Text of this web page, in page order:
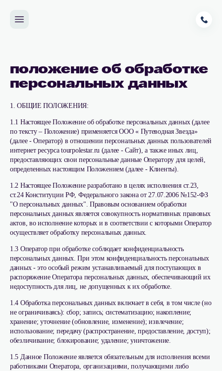
положение об обработке
персональных данных
1. ОБЩИЕ ПОЛОЖЕНИЯ:
1.1 Настоящее Положение об обработке персональных данных (далее
по тексту – Положение) применяется ООО « Путеводная Звезда»
(далее - Оператор) в отношении персональных данных пользователей
интернет ресурса tourpolestar.ru (далее - Сайт), а также иных лиц,
предоставляющих свои персональные данные Оператору для целей,
определенных настоящим Положением (далее - Клиенты).
1.2 Настоящее Положение разработано в целях исполнения ст.23,
ст.24 Конституции РФ, Федерального закона от 27.07.2006 №152-ФЗ
"О персональных данных". Правовым основанием обработки
персональных данных является совокупность нормативных правовых
актов, во исполнение которых и в соответствии с которыми Оператор
осуществляет обработку персональных данных.
1.3 Оператор при обработке соблюдает конфиденциальность
персональных данных. При этом конфиденциальность персональных
данных - это особый режим устанавливаемый для поступающих в
распоряжение Оператора персональных данных, обеспечивающий их
недоступность для лиц, не допущенных к их обработке.
1.4 Обработка персональных данных включает в себя, в том числе (но
не ограничиваясь): сбор; запись; систематизацию; накопление;
хранение; уточнение (обновление, изменение); извлечение;
использование; передачу (распространение, предоставление, доступ);
обезличивание; блокирование; удаление; уничтожение.
1.5 Данное Положение является обязательным для исполнения всеми
работниками Оператора, организациями, получающими либо